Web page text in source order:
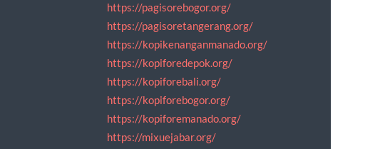
https://pagisorebogor.org/
https://pagisoretangerang.org/
https://kopikenanganmanado.org/
https://kopiforedepok.org/
https://kopiforebali.org/
https://kopiforebogor.org/
https://kopiforemanado.org/
https://mixuejabar.org/